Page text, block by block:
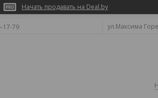
Начать продавать на Deal.by
17-79 ул.Максима